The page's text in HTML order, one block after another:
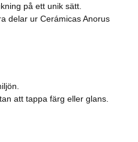
på ett unik sätt.
delar ur Cerámicas Anorus
att tappa färg eller glans.